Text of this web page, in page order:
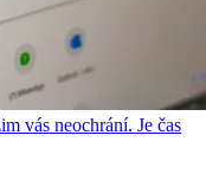
vás neochrání. Je čas